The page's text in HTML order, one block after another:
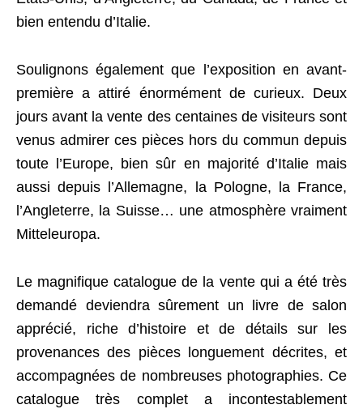
bien entendu d’Italie.
Soulignons également que l’exposition en avant-
première a attiré énormément de curieux. Deux
jours avant la vente des centaines de visiteurs sont
venus admirer ces pièces hors du commun depuis
toute l’Europe, bien sûr en majorité d’Italie mais
aussi depuis l’Allemagne, la Pologne, la France,
l’Angleterre, la Suisse… une atmosphère vraiment
Mitteleuropa.
Le magnifique catalogue de la vente qui a été très
demandé deviendra sûrement un livre de salon
apprécié, riche d’histoire et de détails sur les
provenances des pièces longuement décrites, et
accompagnées de nombreuses photographies. Ce
catalogue très complet a incontestablement